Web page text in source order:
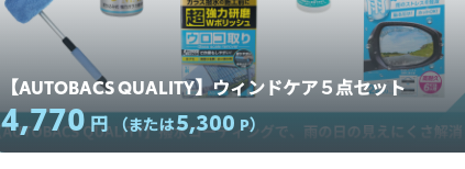
【AUTOBACS QUALITY】ウィンドケア５点セット
4,770円 （または5,300 P）